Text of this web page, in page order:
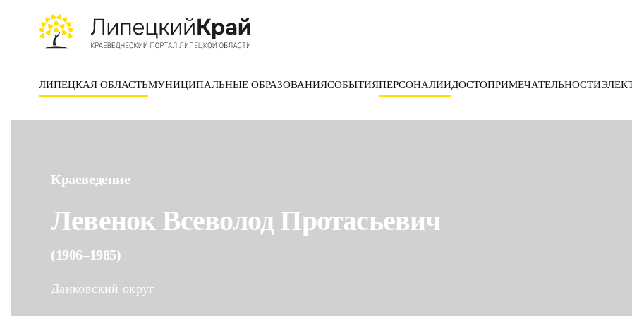
Skip to main content
ЛИПЕЦКАЯ ОБЛАСТЬМУНИЦИПАЛЬНЫЕ ОБРАЗОВАНИЯСОБЫТИЯПЕРСОНАЛИИДОСТОПРИМЕЧАТЕЛЬНОСТИ
Краеведение
Левенок Всеволод Протасьевич
(1906–1985)
Данковский округ